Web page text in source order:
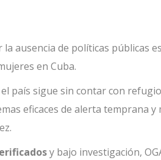
ausencia de políticas públicas
en Cuba.
país sigue sin contar con
eficaces de alerta temprana
y bajo investigación,